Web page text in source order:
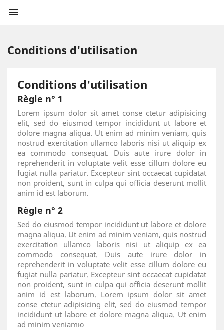

Conditions d'utilisation
Conditions d'utilisation
Règle n° 1
Lorem ipsum dolor sit amet conse ctetur adipisicing
elit, sed do eiusmod tempor incididunt ut labore et
dolore magna aliqua. Ut enim ad minim veniam, quis
nostrud exercitation ullamco laboris nisi ut aliquip ex
ea commodo consequat. Duis aute irure dolor in
reprehenderit in voluptate velit esse cillum dolore eu
fugiat nulla pariatur. Excepteur sint occaecat cupidatat
non proident, sunt in culpa qui officia deserunt mollit
anim id est laborum.
Règle n° 2
Sed do eiusmod tempor incididunt ut labore et dolore
magna aliqua. Ut enim ad minim veniam, quis nostrud
exercitation ullamco laboris nisi ut aliquip ex ea
commodo consequat. Duis aute irure dolor in
reprehenderit in voluptate velit esse cillum dolore eu
fugiat nulla pariatur. Excepteur sint occaecat cupidatat
non proident, sunt in culpa qui officia deserunt mollit
anim id est laborum. Lorem ipsum dolor sit amet
conse ctetur adipisicing elit, sed do eiusmod tempor
incididunt ut labore et dolore magna aliqua. Ut enim
ad minim veniamю